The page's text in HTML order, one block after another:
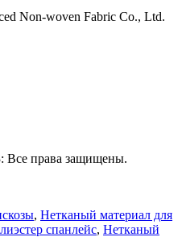
Non-woven Fabric Co., Ltd.
Все права защищены.
, Нетканый материал для
спанлейс, Нетканый